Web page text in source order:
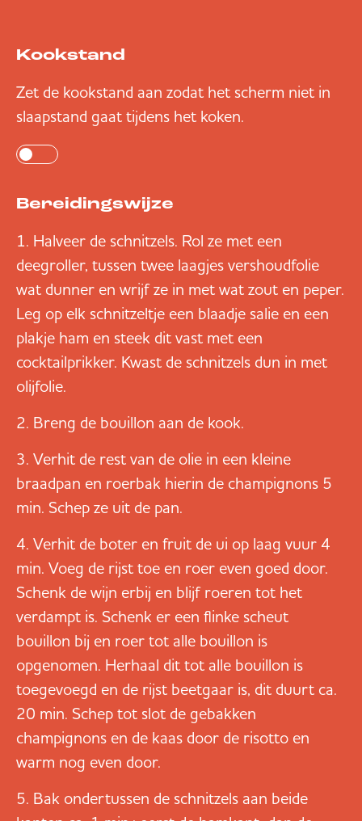
Kookstand
Zet de kookstand aan zodat het scherm niet in
slaapstand gaat tijdens het koken.
Bereidingswijze
Halveer de schnitzels. Rol ze met een
deegroller, tussen twee laagjes vershoudfolie
wat dunner en wrijf ze in met wat zout en peper.
Leg op elk schnitzeltje een blaadje salie en een
plakje ham en steek dit vast met een
cocktailprikker. Kwast de schnitzels dun in met
olijfolie.
Breng de bouillon aan de kook.
Verhit de rest van de olie in een kleine
braadpan en roerbak hierin de champignons 5
min. Schep ze uit de pan.
Verhit de boter en fruit de ui op laag vuur 4
min. Voeg de rijst toe en roer even goed door.
Schenk de wijn erbij en blijf roeren tot het
verdampt is. Schenk er een flinke scheut
bouillon bij en roer tot alle bouillon is
opgenomen. Herhaal dit tot alle bouillon is
toegevoegd en de rijst beetgaar is, dit duurt ca.
20 min. Schep tot slot de gebakken
champignons en de kaas door de risotto en
warm nog even door.
Bak ondertussen de schnitzels aan beide